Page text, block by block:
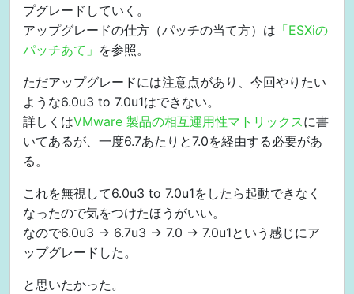
プグレードしていく。
アップグレードの仕方（パッチの当て方）は 「ESXiの
パッチあて」 を参照。
ただアップグレードには注意点があり、今回やりたい
ような6.0u3 to 7.0u1はできない。
詳しくはVMware 製品の相互運用性マトリックスに書
いてあるが、一度6.7あたりと7.0を経由する必要があ
る。
これを無視して6.0u3 to 7.0u1をしたら起動できなく
なったので気をつけたほうがいい。
なので6.0u3 -> 6.7u3 -> 7.0 -> 7.0u1という感じにア
ップグレードした。
と思いたかった。